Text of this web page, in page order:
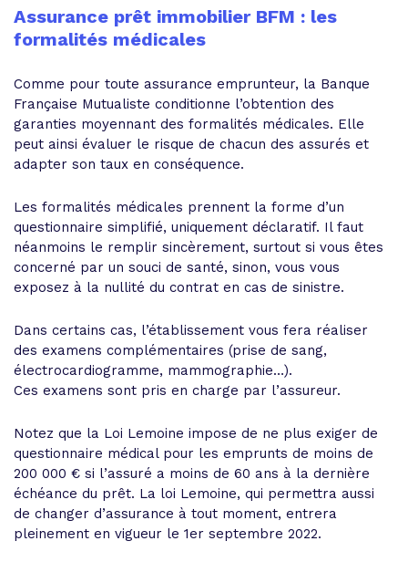
Assurance prêt immobilier BFM : les
formalités médicales
Comme pour toute assurance emprunteur, la Banque
Française Mutualiste conditionne l’obtention des
garanties moyennant des formalités médicales. Elle
peut ainsi évaluer le risque de chacun des assurés et
adapter son taux en conséquence.
Les formalités médicales prennent la forme d’un
questionnaire simplifié, uniquement déclaratif. Il faut
néanmoins le remplir sincèrement, surtout si vous êtes
concerné par un souci de santé, sinon, vous vous
exposez à la nullité du contrat en cas de sinistre.
Dans certains cas, l’établissement vous fera réaliser
des examens complémentaires (prise de sang,
électrocardiogramme, mammographie…).
Ces examens sont pris en charge par l’assureur.
Notez que la Loi Lemoine impose de ne plus exiger de
questionnaire médical pour les emprunts de moins de
200 000 € si l’assuré a moins de 60 ans à la dernière
échéance du prêt. La loi Lemoine, qui permettra aussi
de changer d’assurance à tout moment, entrera
pleinement en vigueur le 1er septembre 2022.